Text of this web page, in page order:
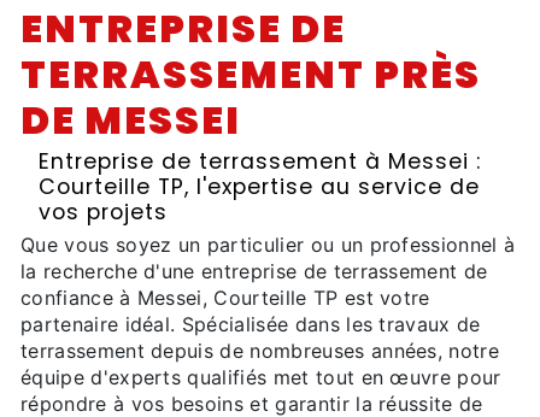
ENTREPRISE DE
TERRASSEMENT PRÈS
DE MESSEI
Entreprise de terrassement à Messei :
Courteille TP, l'expertise au service de
vos projets
Que vous soyez un particulier ou un professionnel à
la recherche d'une entreprise de terrassement de
confiance à Messei, Courteille TP est votre
partenaire idéal. Spécialisée dans les travaux de
terrassement depuis de nombreuses années, notre
équipe d'experts qualifiés met tout en œuvre pour
répondre à vos besoins et garantir la réussite de